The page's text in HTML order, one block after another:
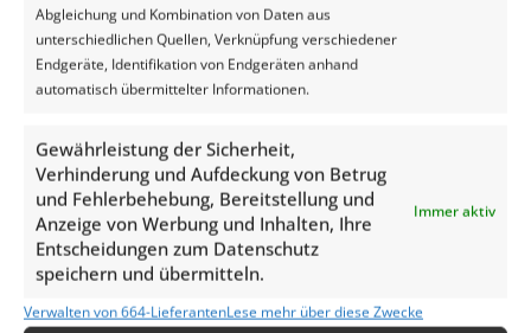
Abgleichung und Kombination von Daten aus
unterschiedlichen Quellen, Verknüpfung verschiedener
Endgeräte, Identifikation von Endgeräten anhand
automatisch übermittelter Informationen.
Gewährleistung der Sicherheit,
Verhinderung und Aufdeckung von Betrug
und Fehlerbehebung, Bereitstellung und
Anzeige von Werbung und Inhalten, Ihre
Entscheidungen zum Datenschutz
speichern und übermitteln.
Immer aktiv
Verwalten von 664-LieferantenLese mehr über diese Zwecke
valt dan lager uit en dat is uiteraard een scenario dat iedere
veehouder wil voorkomen. Uiteraard verschilt de noodzaak tot
beregenen per grondsoort. Zandgrond is eerder aan
beregenen toe dan zware klei of veen. Maar pas op bij
scheuren in het land ontstaan, is het herstel hiervan een veel
grotere klus. Voorkomen is in dit geval beter dan genezen. Blijft
het de komende tijd droog? Houd dan de ontwikkeling van uw
mais in de gaten. Handel echter niet te snel; te vroeg
beregenen maakt de plant en wortels lui en dit geeft later
problemen.